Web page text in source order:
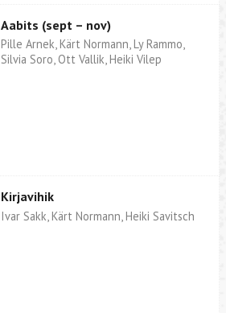
Aabits (sept – nov)
Pille Arnek, Kärt Normann, Ly Rammo,
Silvia Soro, Ott Vallik, Heiki Vilep
Kirjavihik
Ivar Sakk, Kärt Normann, Heiki Savitsch